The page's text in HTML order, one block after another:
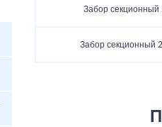
Забор секционный
Забор секционный